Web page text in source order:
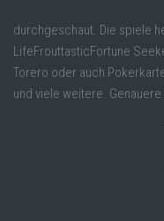
durchgeschaut. Die spiele
LifeFrouttasticFortune
Torero oder auch
und viele weitere. Genauere